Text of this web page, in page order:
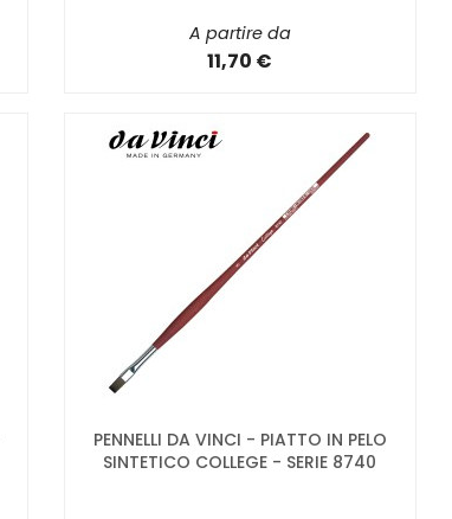
A partire da
11,70 €
PENNELLI DA VINCI - PIATTO IN PELO
SINTETICO COLLEGE - SERIE 8740